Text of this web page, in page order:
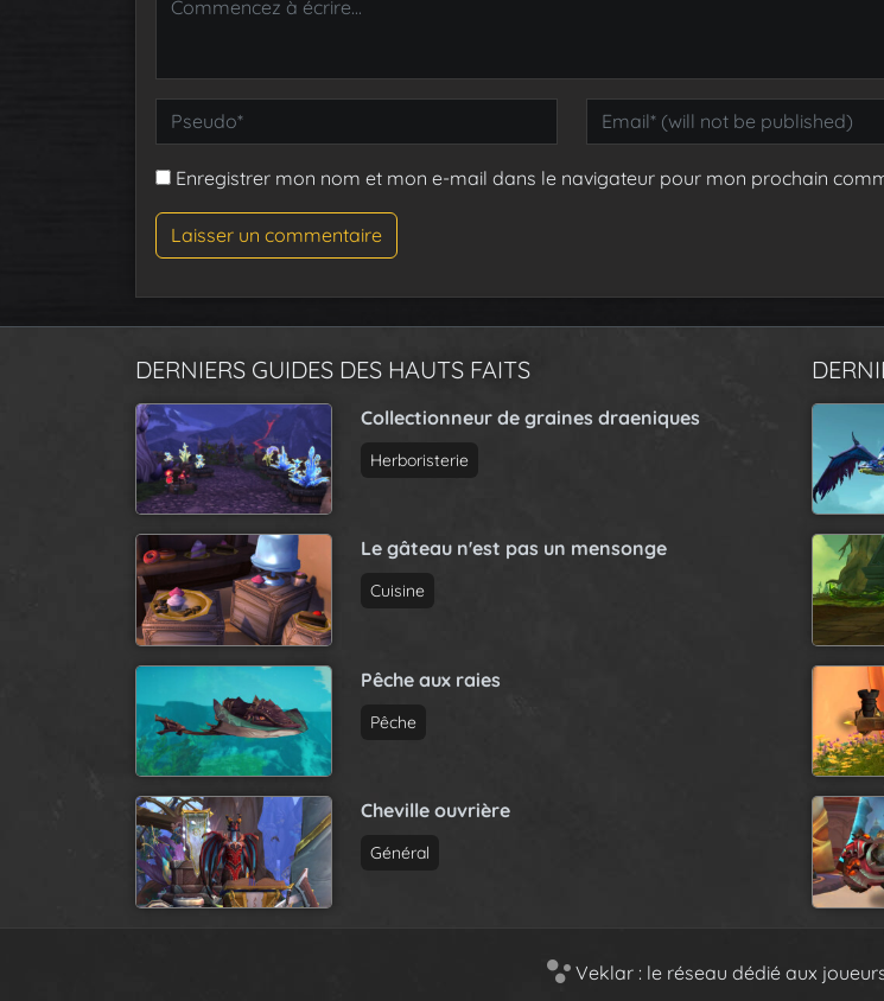
Enregistrer mon nom et mon e-mail dans le navigateur pour mon prochain
DERNIERS GUIDES DES HAUTS FAITS
Collectionneur de graines draeniques
Herboristerie
Le gâteau n'est pas un mensonge
Cuisine
Pêche aux raies
Pêche
Cheville ouvrière
Général
Veklar : le réseau dédié aux